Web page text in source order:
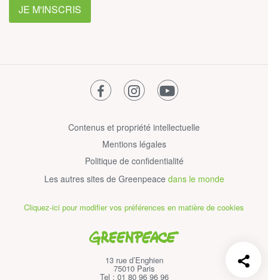
JE M'INSCRIS
facebookinstagramyoutube
Contenus et propriété intellectuelle
Mentions légales
Politique de confidentialité
Les autres sites de Greenpeace dans le monde
Cliquez-ici pour modifier vos préférences en matière de cookies
Greenpeace
13 rue d’Enghien
75010 Paris
Tel : 01 80 96 96 96